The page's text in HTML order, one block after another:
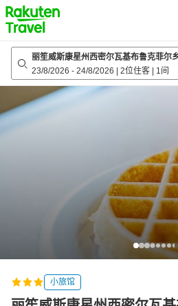
to
top
page
丽笙威斯康星州西密尔瓦基布鲁克菲尔
23/8/2026 - 24/8/2026 2位住客 1间
小旅馆